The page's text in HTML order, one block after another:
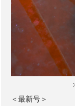
＜最新号＞